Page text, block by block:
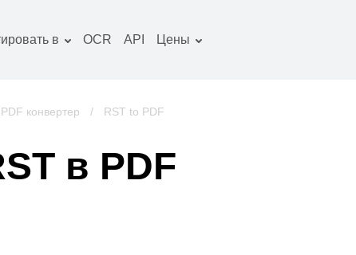
в
конвертер
OCR API Цены
PDF конвертер / RST to PDF
в PDF